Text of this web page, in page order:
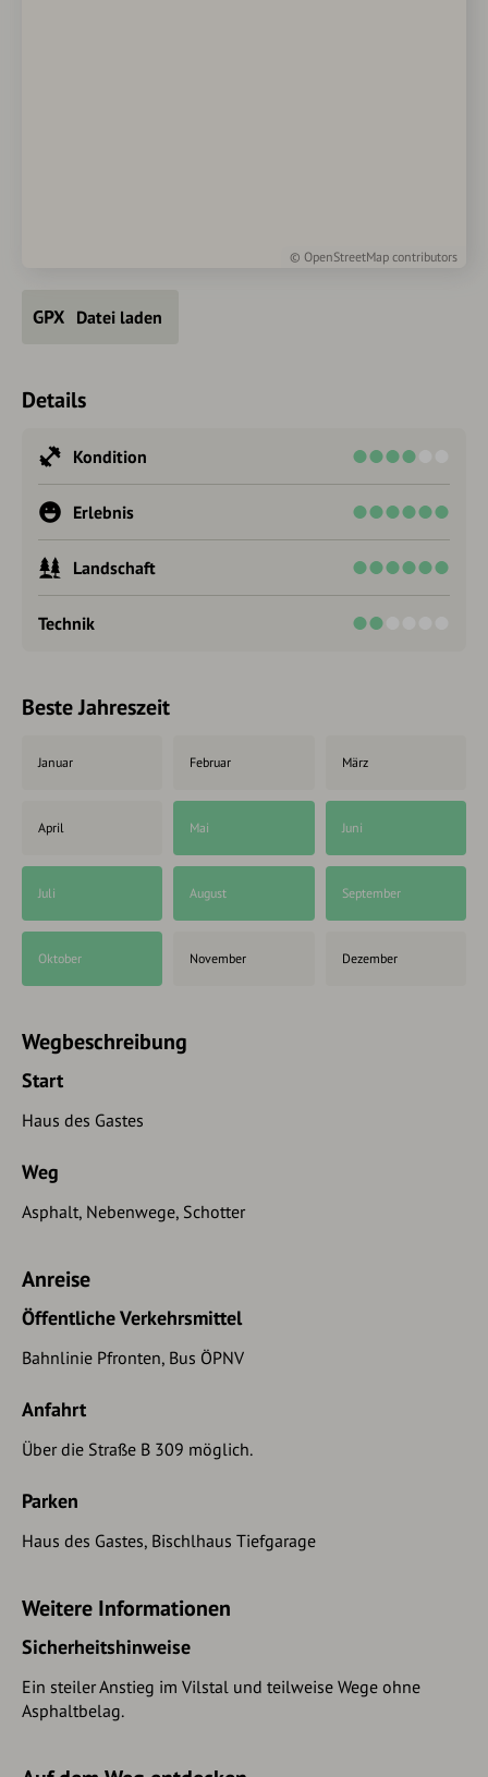
© OpenStreetMap contributors
Datei laden
Details
Kondition
Erlebnis
Landschaft
Technik
Beste Jahreszeit
Januar Februar März
April Mai Juni
Juli August September
Oktober November Dezember
Wegbeschreibung
Start
Haus des Gastes
Weg
Asphalt, Nebenwege, Schotter
Anreise
Öffentliche Verkehrsmittel
Bahnlinie Pfronten, Bus ÖPNV
Anfahrt
Über die Straße B 309 möglich.
Parken
Haus des Gastes, Bischlhaus Tiefgarage
Weitere Informationen
Sicherheitshinweise
Ein steiler Anstieg im Vilstal und teilweise Wege ohne
Asphaltbelag.